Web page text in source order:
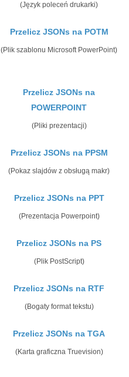
(Język poleceń drukarki)
Przelicz JSONs na POTM
(Plik szablonu Microsoft PowerPoint)
Przelicz JSONs na
POWERPOINT
(Pliki prezentacji)
Przelicz JSONs na PPSM
(Pokaz slajdów z obsługą makr)
Przelicz JSONs na PPT
(Prezentacja Powerpoint)
Przelicz JSONs na PS
(Plik PostScript)
Przelicz JSONs na RTF
(Bogaty format tekstu)
Przelicz JSONs na TGA
(Karta graficzna Truevision)